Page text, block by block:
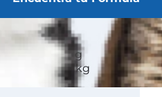
Macho 23-43 kg
Hembra 23-43 kg